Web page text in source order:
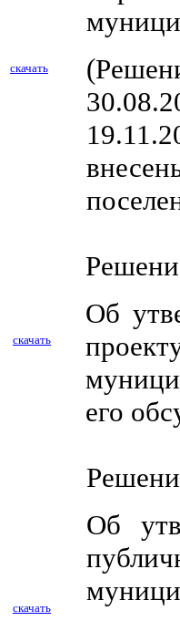
скачать
скачать
Об
его
скачать
Об